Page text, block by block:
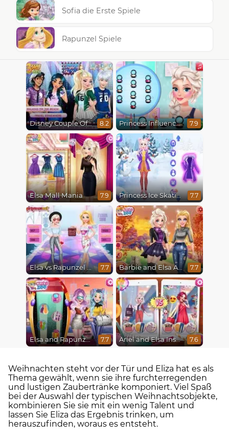
Sofia die Erste Spiele
Rapunzel Spiele
Disney Couple Of The Year 8.2 Princess Influencer Winter Wonderland 7.9
Elsa Mall Mania 7.9 Princess Ice Skating Adventure 7.7
Elsa vs Rapunzel Fashion Game 7.7 Barbie and Elsa Autumn Patterns 7.7
Elsa and Rapunzel Future Fashion 7.7 Ariel and Elsa Instagram Famous 7.6
Weihnachten steht vor der Tür und Eliza hat es als
Thema gewählt, wenn sie ihre furchterregenden
und lustigen Zaubertränke komponiert. Viel Spaß
bei der Auswahl der typischen Weihnachtsobjekte,
kombinieren Sie sie mit ein wenig Talent und
lassen Sie Eliza das Ergebnis trinken, um
herauszufinden, woraus es entsteht.